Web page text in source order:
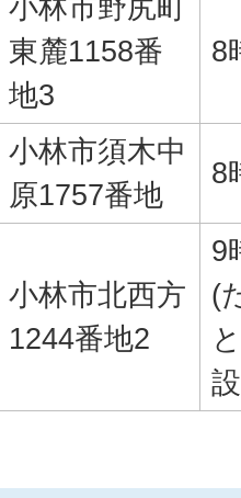
小林市野尻町
東麓1158番
地3
8
小林市須木中
原1757番地
8
小林市北西方
1244番地2
9
(